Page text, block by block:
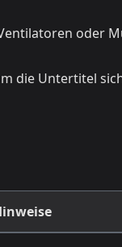
oder
die Untertitel